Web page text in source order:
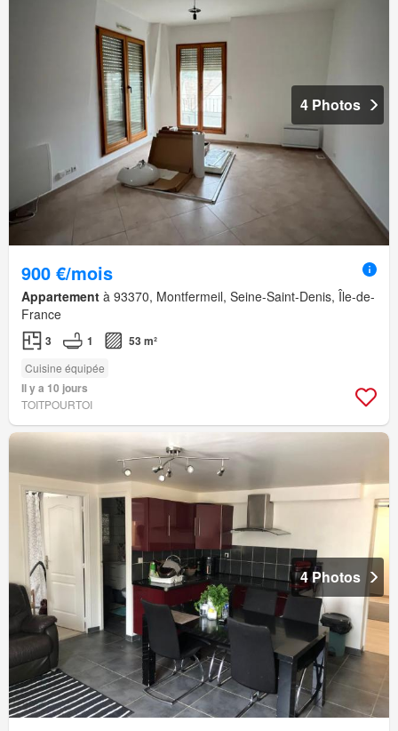
4 Photos
900 €/mois
Appartement à 93370, Montfermeil, Seine-Saint-Denis, Île-de-
France
3 1 53 m²
Cuisine équipée
Il y a 10 jours
TOITPOURTOI
4 Photos